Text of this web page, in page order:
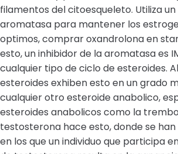
filamentos del citoesqueleto. Utiliza
aromatasa para mantener los
optimos, comprar oxandrolona en
esto, un inhibidor de la aromatasa es
cualquier tipo de ciclo de esteroides.
esteroides exhiben esto en un grado
cualquier otro esteroide anabolico,
esteroides anabolicos como la
testosterona hace esto, donde se
en los que un individuo que participa